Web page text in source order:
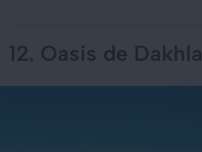
12. Oasis de Dakhla